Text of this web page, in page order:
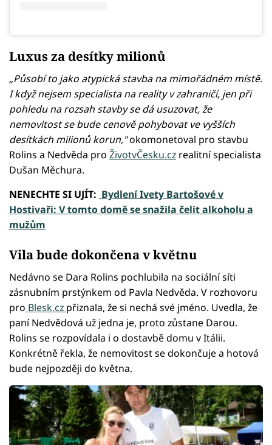
Luxus za desítky milionů
„Působí to jako atypická stavba na mimořádném místě.
I když nejsem specialista na reality v zahraničí, jen při
pohledu na rozsah stavby se dá usuzovat, že
nemovitost se bude cenově pohybovat ve vyšších
desítkách milionů korun,"okomonetoval pro stavbu
Rolins a Nedvěda pro ŽivotvČesku.cz realitní specialista
Dušan Měchura.
NENECHTE SI UJÍT: Bydlení Ivety Bartošové v
Hostivaři: V tomto domě se snažila čelit alkoholu a
mužům
Vila bude dokončena v květnu
Nedávno se Dara Rolins pochlubila na sociální síti
zásnubním prstýnkem od Pavla Nedvěda. V rozhovoru
pro Blesk.cz přiznala, že si nechá své jméno. Uvedla, že
paní Nedvědová už jedna je, proto zůstane Darou.
Rolins se rozpovídala i o dostavbě domu v Itálii.
Konkrétně řekla, že nemovitost se dokončuje a hotová
bude nejpozději do května.